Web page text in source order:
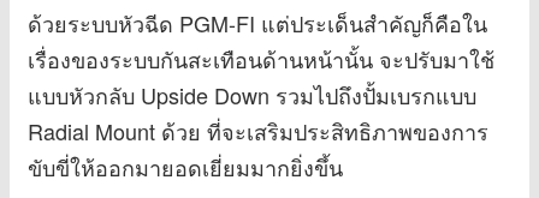
ด้วยระบบหัวฉีด PGM-FI แต่ประเด็นสำคัญก็คือใน
เรื่องของระบบกันสะเทือนด้านหน้านั้น จะปรับมาใช้
แบบหัวกลับ Upside Down รวมไปถึงปั้มเบรกแบบ
Radial Mount ด้วย ที่จะเสริมประสิทธิภาพของการ
ขับขี่ให้ออกมายอดเยี่ยมมากยิ่งขึ้น